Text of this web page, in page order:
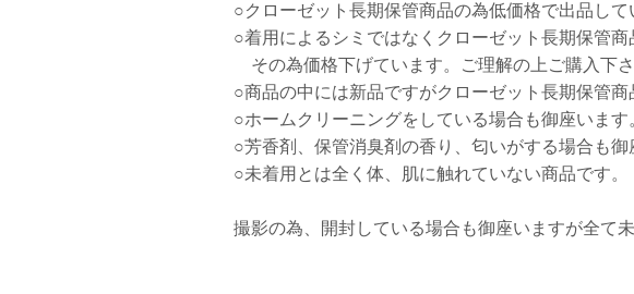
○クローゼット長期保管商品の為低価格で出品して
○着用によるシミではなくクローゼット長期保管商
その為価格下げています。ご理解の上ご購入下さ
○商品の中には新品ですがクローゼット長期保管
○ホームクリーニングをしている場合も御座います
○芳香剤、保管消臭剤の香り、匂いがする場合も御
○未着用とは全く体、肌に触れていない商品です。
撮影の為、開封している場合も御座いますが全て未